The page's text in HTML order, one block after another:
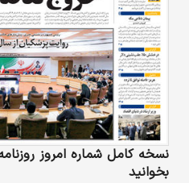
نسخه کامل شماره امروز
بخوانید